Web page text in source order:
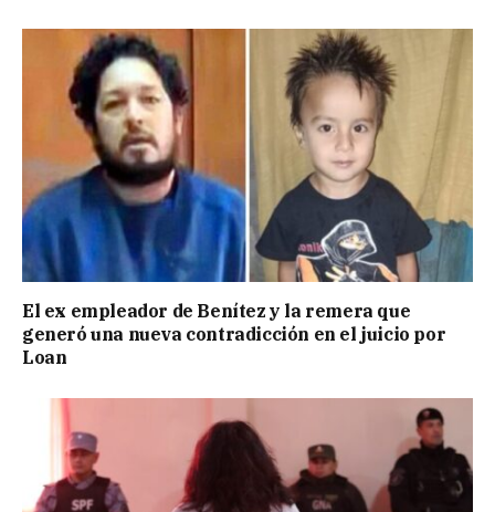
El ex empleador de Benítez y la remera que
generó una nueva contradicción en el juicio por
Loan